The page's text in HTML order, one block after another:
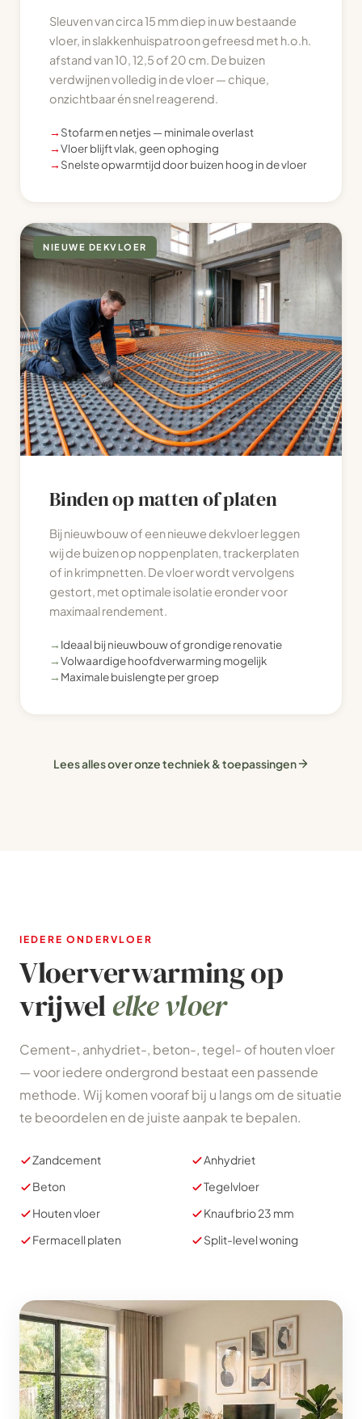
Sleuven van circa 15 mm diep in uw bestaande
vloer, in slakkenhuispatroon gefreesd met h.o.h.
afstand van 10, 12,5 of 20 cm. De buizen
verdwijnen volledig in de vloer — chique,
onzichtbaar én snel reagerend.
→ Stofarm en netjes — minimale overlast
→Vloer blijft vlak, geen ophoging
→ Snelste opwarmtijd door buizen hoog in de vloer
NIEUWE DEKVLOER
Binden op matten of platen
Bij nieuwbouw of een nieuwe dekvloer leggen
wij de buizen op noppenplaten, trackerplaten
of in krimpnetten. De vloer wordt vervolgens
gestort, met optimale isolatie eronder voor
maximaal rendement.
→ Ideaal bij nieuwbouw of grondige renovatie
→Volwaardige hoofdverwarming mogelijk
→ Maximale buislengte per groep
Lees alles over onze techniek & toepassingen
IEDERE ONDERVLOER
Vloerverwarming op
vrijwelelke vloer
Cement-, anhydriet-, beton-, tegel- of houten vloer
— voor iedere ondergrond bestaat een passende
methode. Wij komen vooraf bij u langs om de situatie
te beoordelen en de juiste aanpak te bepalen.
Zandcement
Anhydriet
Beton
Tegelvloer
Houten vloer
Knaufbrio 23 mm
Fermacell platen
Split-level woning